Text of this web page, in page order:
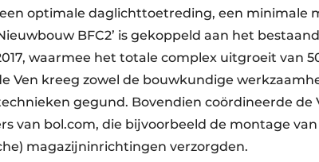
optimale daglichttoetreding, een minimale
BFC2’ is gekoppeld aan het
waarmee het totale complex uitgroeit van
Ven kreeg zowel de bouwkundige
gegund. Bovendien coördineerde de
van bol.com, die bijvoorbeeld de montage van
magazijninrichtingen verzorgden.